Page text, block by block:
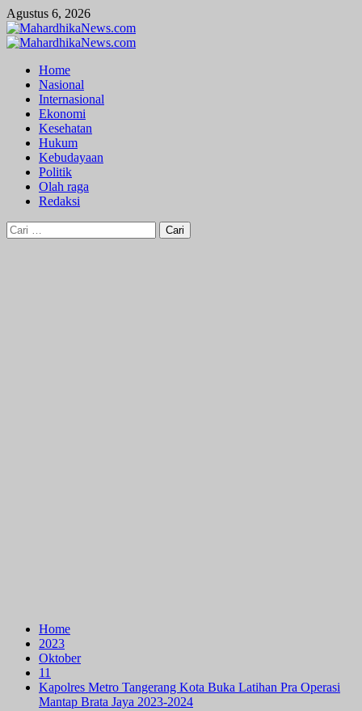
Skip
to
content
Agustus 6, 2026
Primary
Home
Nasional
Internasional
Ekonomi
Kesehatan
Hukum
Kebudayaan
Politik
Olah raga
Redaksi
Cari
untuk:
Home
2023
Oktober
11
Kapolres Metro Tangerang Kota Buka Latihan Pra Operasi
Mantap Brata Jaya 2023-2024